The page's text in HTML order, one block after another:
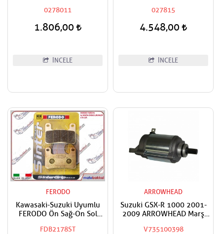
0278011
1.806,00
İNCELE
027815
4.548,00
İNCELE
FERODO
Kawasaki-Suzuki Uyumlu
FERODO Ön Sağ-On Sol
FDB2178ST
ARROWHEAD
Suzuki GSX-R 1000 2001-
2009 ARROWHEAD Marş
V735100398